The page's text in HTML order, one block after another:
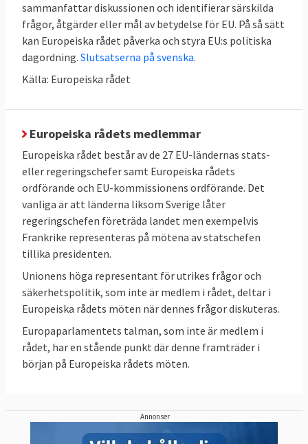
sammanfattar diskussionen och identifierar särskilda
frågor, åtgärder eller mål av betydelse för EU. På så sätt
kan Europeiska rådet påverka och styra EU:s politiska
dagordning. Slutsatserna på svenska.
Källa: Europeiska rådet
Europeiska rådets medlemmar
Europeiska rådet består av de 27 EU-ländernas stats-
eller regeringschefer samt Europeiska rådets
ordförande och EU-kommissionens ordförande. Det
vanliga är att länderna liksom Sverige låter
regeringschefen företräda landet men exempelvis
Frankrike representeras på mötena av statschefen
tillika presidenten.
Unionens höga representant för utrikes frågor och
säkerhetspolitik, som inte är medlem i rådet, deltar i
Europeiska rådets möten när dennes frågor diskuteras.
Europaparlamentets talman, som inte är medlem i
rådet, har en stående punkt där denne framträder i
början på Europeiska rådets möten.
Annonser